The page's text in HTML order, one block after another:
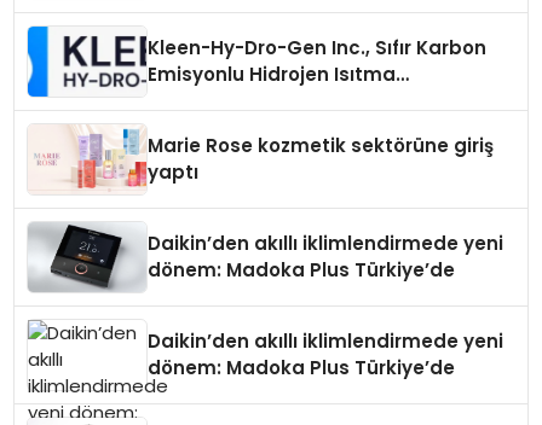
Kleen-Hy-Dro-Gen Inc., Sıfır Karbon
Emisyonlu Hidrojen Isıtma
Marie Rose kozmetik sektörüne giriş
yaptı
Daikin’den akıllı iklimlendirmede yeni
dönem: Madoka Plus Türkiye’de
Daikin’den akıllı iklimlendirmede yeni
dönem: Madoka Plus Türkiye’de